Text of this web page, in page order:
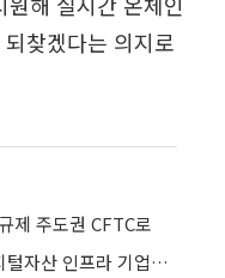
찾겠다는 의지로
제 주도권 CFTC로
서클, 스테이블코인 발행사에서 디지털자산 인프라 기업으로